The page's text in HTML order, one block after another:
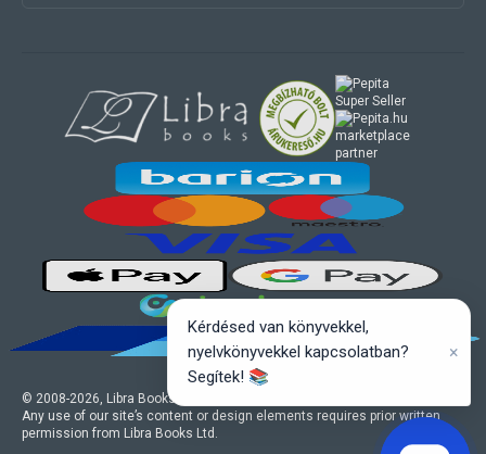
© 2008-2026, Libra Books Ltd. All rights reserved.
Any use of our site’s content or design elements requires prior written
permission from Libra Books Ltd.
marketplace
partner
Kérdésed van könyvekkel,
nyelvkönyvekkel kapcsolatban?
Segítek! 📚
×